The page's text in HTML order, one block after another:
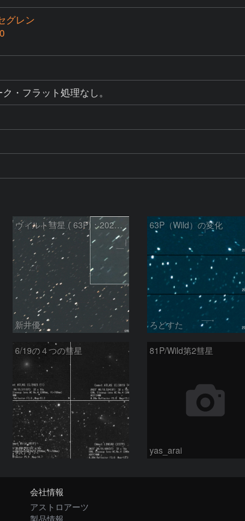
グレン
・フラット処理なし。
ヴィルト彗星 ( 63P)：2026/03/21
新井優
63P（Wild）の変化
ろどすた
6/19の４つの彗星
銀河☆
81P/Wild第2彗星
yas_arai
会社情報
アストロアーツ
製品情報